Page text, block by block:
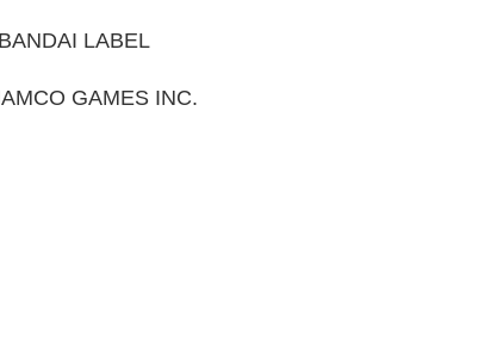
LABEL
GAMES INC.